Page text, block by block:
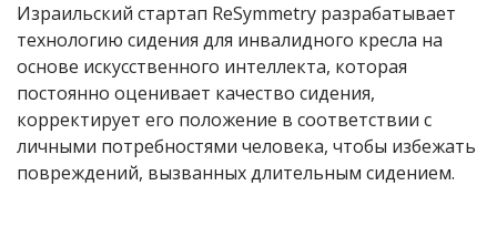
Израильский стартап ReSymmetry разрабатывает
технологию сидения для инвалидного кресла на
основе искусственного интеллекта, которая
постоянно оценивает качество сидения,
корректирует его положение в соответствии с
личными потребностями человека, чтобы избежать
повреждений, вызванных длительным сидением.